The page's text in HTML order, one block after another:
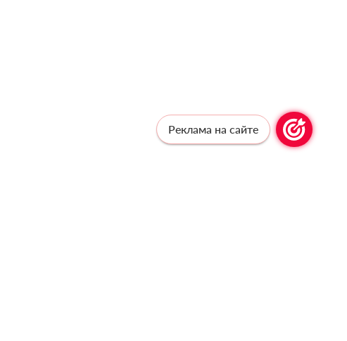
Реклама на сайте